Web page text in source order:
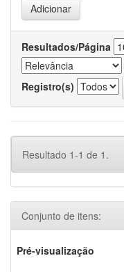
Resultados/Página
Registro(s)
Resultado 1-1 de 1.
Conjunto de itens:
Pré-visualização